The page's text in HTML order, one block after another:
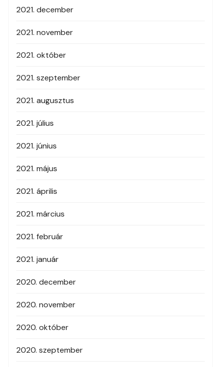
2021. december
2021. november
2021. október
2021. szeptember
2021. augusztus
2021. július
2021. június
2021. május
2021. április
2021. március
2021. február
2021. január
2020. december
2020. november
2020. október
2020. szeptember